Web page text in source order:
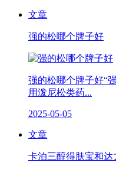
文章
强的松哪个牌子好
强的松哪个牌子好“
用泼尼松类药...
2025-05-05
文章
卡泊三醇得肤宝和达